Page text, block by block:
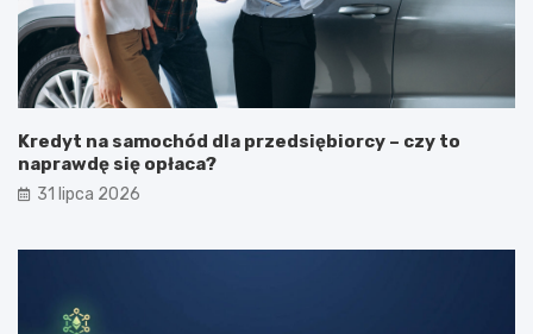
Kredyt na samochód dla przedsiębiorcy – czy to
naprawdę się opłaca?
31 lipca 2026